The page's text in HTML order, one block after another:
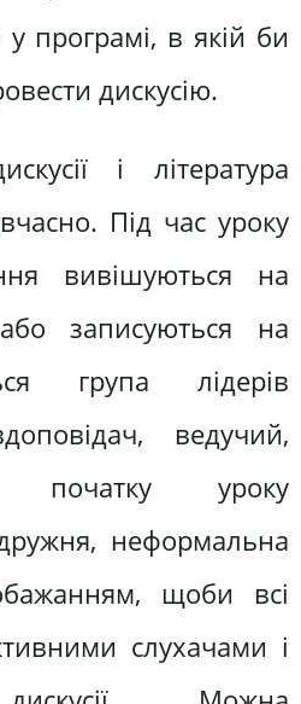
програмі, в якій би
дискусію.
і література
Під час уроку
вивішуються на
записуються на
група лідерів
ведучий,
початку уроку
неформальна
щоби всі
слухачами і